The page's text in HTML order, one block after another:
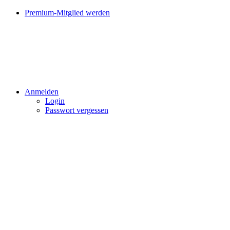
Premium-Mitglied werden
Anmelden
Login
Passwort vergessen